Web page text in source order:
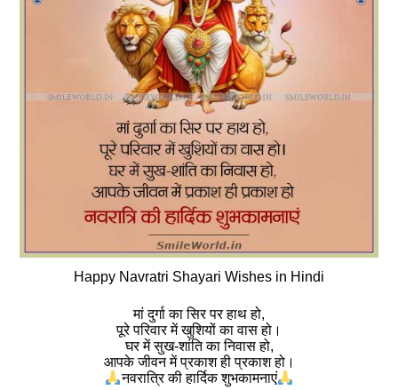
Happy Navratri Shayari Wishes in Hindi
मां दुर्गा का सिर पर हाथ हो,
पूरे परिवार में खुशियों का वास हो।
घर में सुख-शांति का निवास हो,
आपके जीवन में प्रकाश ही प्रकाश हो।
नवरात्रि की हार्दिक शुभकामनाएं